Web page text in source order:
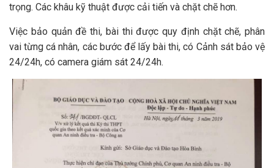
trọng. Các khâu kỹ thuật được cải tiến và chặt chẽ hơn.
Việc bảo quản đề thi, bài thi được quy định chặt chẽ, phân
vai từng cá nhân, các bước để lấy bài thi, có Cảnh sát bảo vệ
24/24h, có camera giám sát 24/24h.